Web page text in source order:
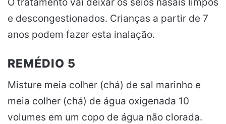
e descongestionados. Crianças a partir de 7
anos podem fazer esta inalação.
REMÉDIO 5
Misture meia colher (chá) de sal marinho e
meia colher (chá) de água oxigenada 10
volumes em um copo de água não clorada.